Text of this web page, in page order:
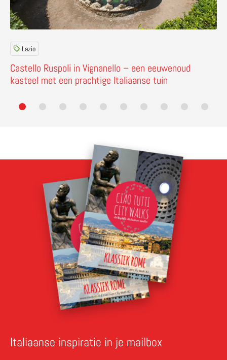
Castello Ruspoli in Vignanello – een eeuwenoud
kasteel met een prachtige Italiaanse tuin
Lazio
Italiaanse inspiratie in je mailbox